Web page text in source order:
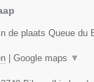
de plaats Queue du
| Google maps ▼